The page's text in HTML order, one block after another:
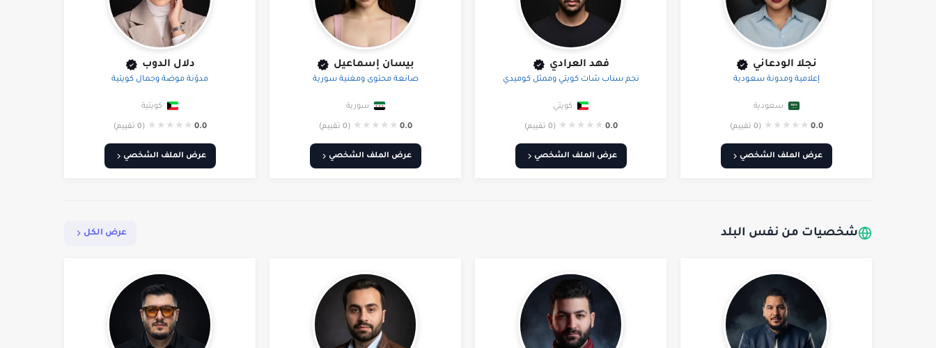
نجلا الودعاني
إعلامية ومدونة سعودية
سعودية
0.0
★
★
★
★
★ (0 تقييم)
عرض الملف الشخصي
فهد العرادي
نجم سناب شات كويتي وممثل كوميدي
كويتي
0.0
★
★
★
★
★ (0 تقييم)
عرض الملف الشخصي
بيسان إسماعيل
صانعة محتوى ومغنية سورية
سورية
0.0
★
★
★
★
★ (0 تقييم)
عرض الملف الشخصي
دلال الدوب
مدوّنة موضة وجمال كويتية
كويتية
0.0
★
★
★
★
★ (0 تقييم)
عرض الملف الشخصي
شخصيات من نفس البلد عرض الكل